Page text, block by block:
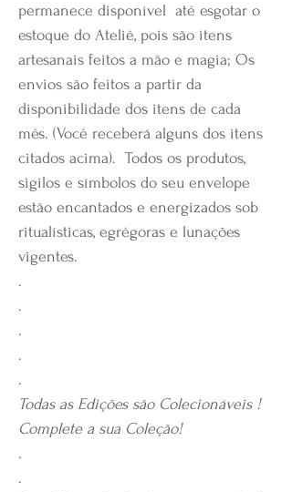
permanece disponível até esgotar o
estoque do Ateliê, pois são itens
artesanais feitos a mão e magia; Os
envios são feitos a partir da
disponibilidade dos itens de cada
mês. (Você receberá alguns dos itens
citados acima). Todos os produtos,
sigilos e símbolos do seu envelope
estão encantados e energizados sob
ritualísticas, egrégoras e lunações
vigentes.
.
.
.
.
.
Todas as Edições são Colecionáveis !
Complete a sua Coleção!
.
.